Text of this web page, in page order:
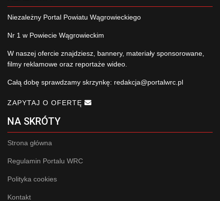
Niezależny Portal Powiatu Wągrowieckiego
Nr 1 w Powiecie Wągrowieckim
W naszej ofercie znajdziesz, bannery, materiały sponsorowane,
filmy reklamowe oraz reportaże wideo.
Całą dobę sprawdzamy skrzynkę: redakcja@portalwrc.pl
ZAPYTAJ O OFERTĘ
NA SKRÓTY
Strona główna
Regulamin Portalu WRC
Polityka cookies
Kontakt